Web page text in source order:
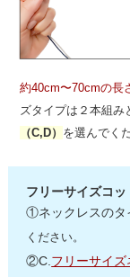
約40cm〜70cmの長
ズタイプは２本組み
（C,D） を選んでく
フリーサイズコ
①ネックレスのタ
ください。
②C. フリーサイ